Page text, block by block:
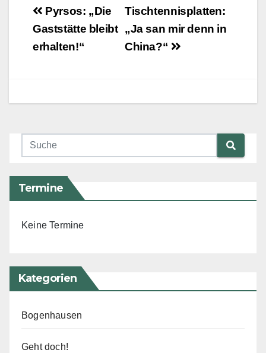
Beitragsnavigation
Tischtennisplatten:
„Ja san mir denn in
China?“
Pyrsos: „Die
Gaststätte bleibt
erhalten!“
Termine
Keine Termine
Kategorien
Bogenhausen
Geht doch!